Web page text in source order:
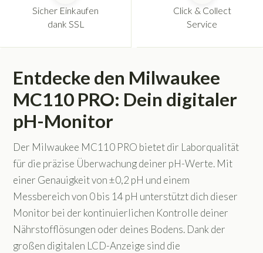
Sicher Einkaufen
dank SSL
Click & Collect
Service
Entdecke den Milwaukee
MC110 PRO: Dein digitaler
pH-Monitor
Der Milwaukee MC110 PRO bietet dir Laborqualität
für die präzise Überwachung deiner pH-Werte. Mit
einer Genauigkeit von ±0,2 pH und einem
Messbereich von 0 bis 14 pH unterstützt dich dieser
Monitor bei der kontinuierlichen Kontrolle deiner
Nährstofflösungen oder deines Bodens. Dank der
großen digitalen LCD-Anzeige sind die